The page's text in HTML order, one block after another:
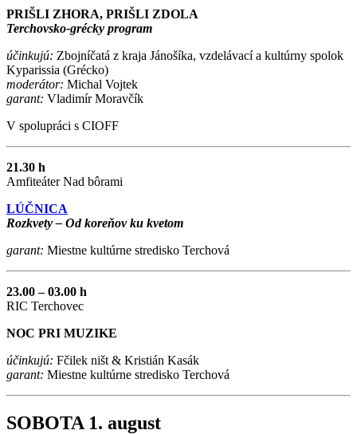
PRIŠLI ZHORA, PRIŠLI ZDOLA
Terchovsko-grécky program
účinkujú: Zbojníčatá z kraja Jánošíka, vzdelávací a kultúrny spolok
Kyparissia (Grécko)
moderátor: Michal Vojtek
garant: Vladimír Moravčík
V spolupráci s CIOFF
21.30 h
Amfiteáter Nad bôrami
LÚČNICA
Rozkvety – Od koreňov ku kvetom
garant: Miestne kultúrne stredisko Terchová
23.00 – 03.00 h
RIC Terchovec
NOC PRI MUZIKE
účinkujú: Fčilek ništ & Kristián Kasák
garant: Miestne kultúrne stredisko Terchová
SOBOTA 1. august